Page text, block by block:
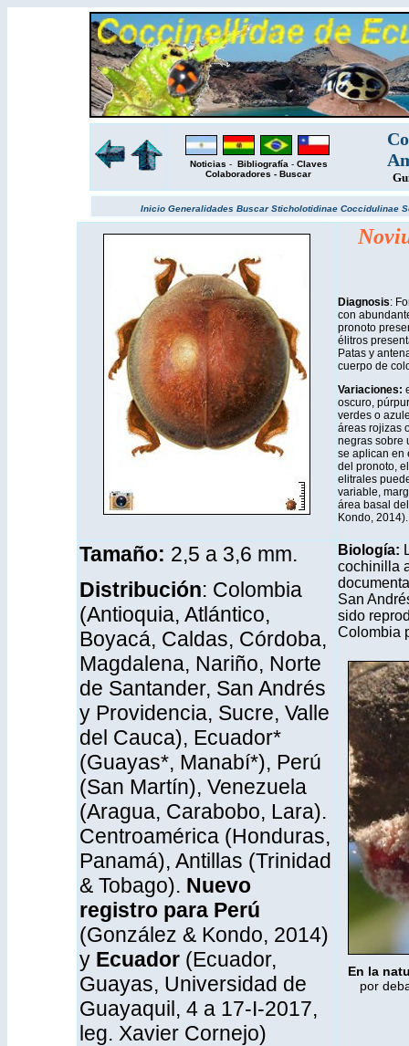
Noticias - Bibliografía - Claves
Colaboradores - Buscar
Inicio Generalidades BuscarSticholotidinae Coccidulinae
Diagnosis:
con
pronoto
élitros
Patas y
cuerpo de
Variaciones:
oscuro,
verdes o
áreas rojizas
negras sobre
se aplican en
del pronoto,
elitrales
variable,
área basal
Kondo, 2014).
Tamaño: 2,5 a 3,6 mm.
Distribución: Colombia
(Antioquia, Atlántico,
Boyacá, Caldas, Córdoba,
Magdalena, Nariño, Norte
de Santander, San Andrés
y Providencia, Sucre, Valle
del Cauca), Ecuador*
(Guayas*, Manabí*), Perú
(San Martín), Venezuela
(Aragua, Carabobo, Lara).
Centroamérica (Honduras,
Panamá), Antillas (Trinidad
& Tobago). Nuevo
registro para Perú
(González & Kondo, 2014)
y Ecuador (Ecuador,
Guayas, Universidad de
Guayaquil, 4 a 17-I-2017,
leg. Xavier Cornejo)
Biología:
cochinilla
San
sido
Colombia
En la
por